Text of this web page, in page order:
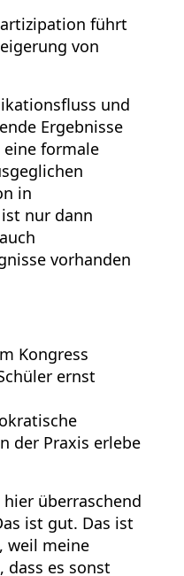
führt
von
und
Ergebnisse
formale
in
nur dann
vorhanden
Kongress
ernst
der Praxis erlebe
überraschend
ist gut. Das ist
weil meine
dass es sonst